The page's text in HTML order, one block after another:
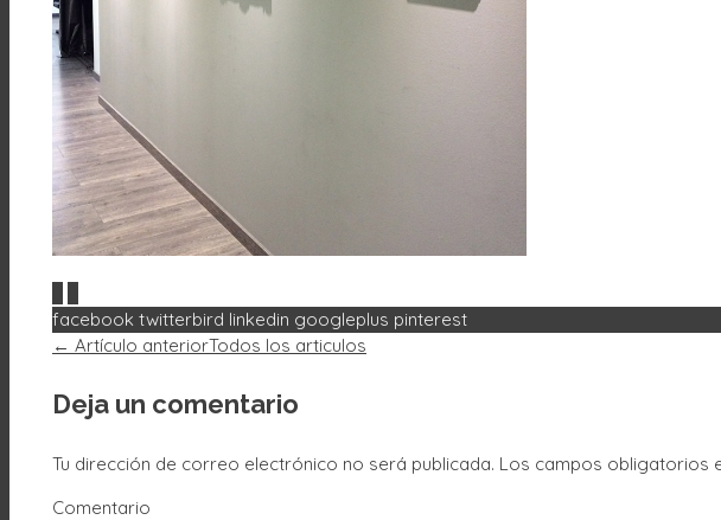
facebook twitterbird linkedin googleplus pinterest
← Artículo anteriorTodos los articulos
Deja un comentario
Tu dirección de correo electrónico no será publicada. Los campos obligatorios
Comentario